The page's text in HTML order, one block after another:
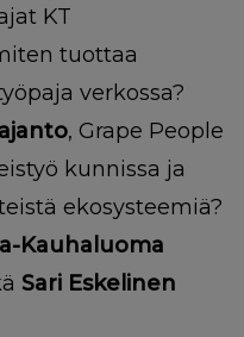
KT
tuottaa
verkossa?
, Grape People
kunnissa ja
ekosysteemiä?
Kauhaluoma
Sari Eskelinen